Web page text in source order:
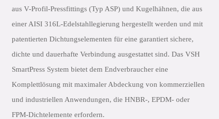
aus V-Profil-Pressfittings (Typ ASP) und Kugelhähnen, die aus
einer AISI 316L-Edelstahllegierung hergestellt werden und mit
patentierten Dichtungselementen für eine garantiert sichere,
dichte und dauerhafte Verbindung ausgestattet sind. Das VSH
SmartPress System bietet dem Endverbraucher eine
Komplettlösung mit maximaler Abdeckung von kommerziellen
und industriellen Anwendungen, die HNBR-, EPDM- oder
FPM-Dichtelemente erfordern.